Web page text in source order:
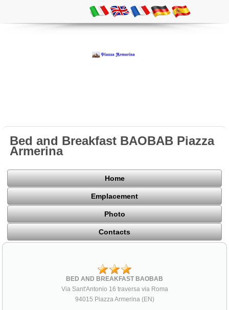
Bed and Breakfast BAOBAB Piazza
Armerina
Home
Emplacement
Photo
Contacts
BED AND BREAKFAST BAOBAB
Via Sant'Antonio 16 traversa via Roma
94015 Piazza Armerina (EN)